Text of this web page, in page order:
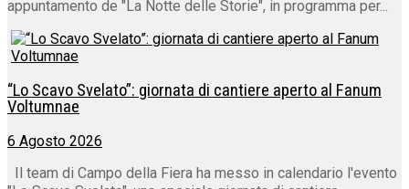
appuntamento de "La Notte delle Storie", in programma per...
“Lo Scavo Svelato”: giornata di cantiere aperto al Fanum
Voltumnae
6 Agosto 2026
Il team di Campo della Fiera ha messo in calendario l'evento